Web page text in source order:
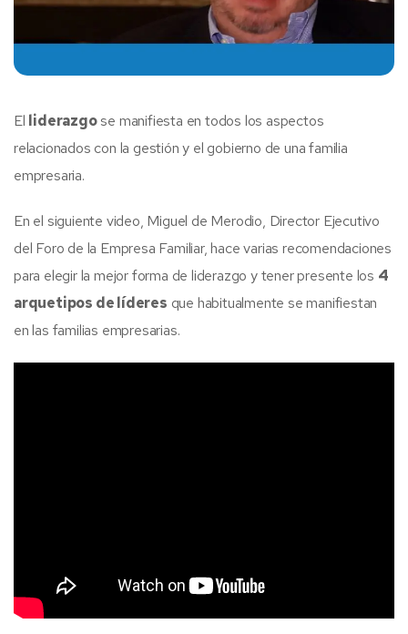
El liderazgose manifiesta en todos los aspectos
relacionados con la gestión y el gobierno de una familia
empresaria.
En el siguiente video, Miguel de Merodio, Director Ejecutivo
del Foro de la Empresa Familiar, hace varias recomendaciones
para elegir la mejor forma de liderazgo y tener presente los 4
arquetipos de líderes que habitualmente se manifiestan
en las familias empresarias.